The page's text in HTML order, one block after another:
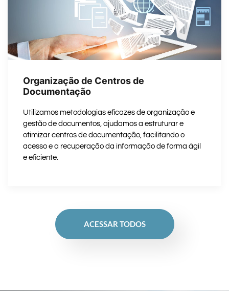
Organização de Centros de
Documentação
Utilizamos metodologias eficazes de organização e
gestão de documentos, ajudamos a estruturar e
otimizar centros de documentação, facilitando o
acesso e a recuperação da informação de forma ágil
e eficiente.
ACESSAR TODOS